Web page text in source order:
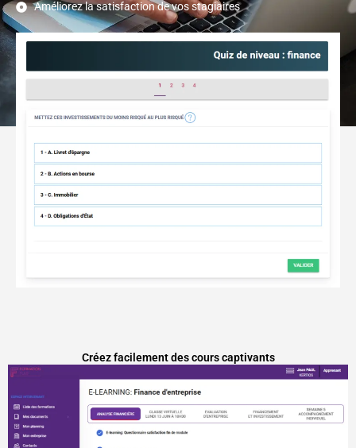
Améliorez la satisfaction de vos stagiaires
Créez facilement des cours captivants